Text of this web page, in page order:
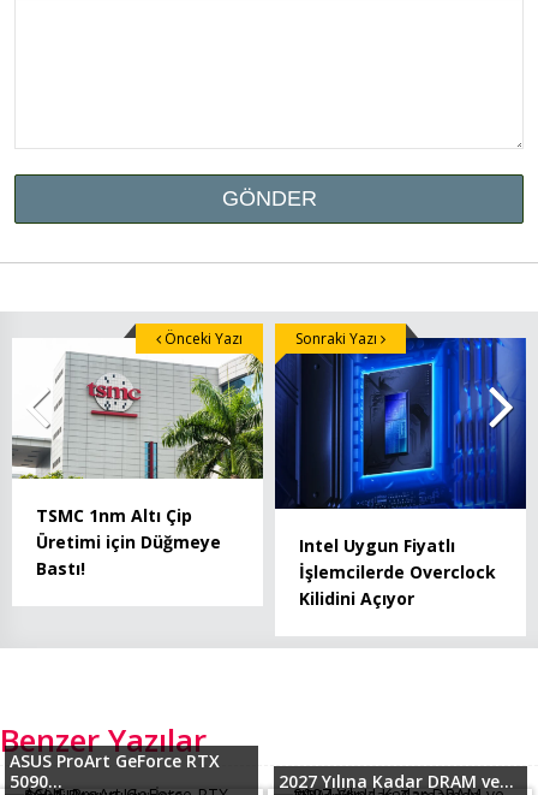
TSMC 1nm Altı Çip
Üretimi için Düğmeye
Bastı!
Önceki Yazı
Intel Uygun Fiyatlı
İşlemcilerde Overclock
Kilidini Açıyor
Sonraki Yazı
Benzer Yazılar
ASUS ProArt GeForce RTX
5090...
2027 Yılına Kadar DRAM ve...